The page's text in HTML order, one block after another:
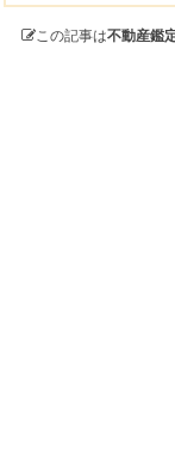
この記事は不動産鑑